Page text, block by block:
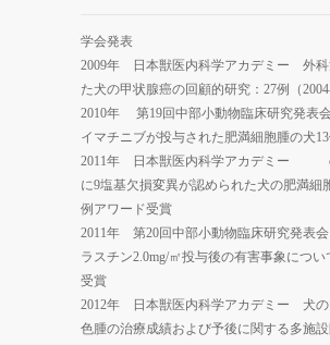
学会発表
2009年 日本獣医内科学アカデミー 外科
た犬の甲状腺癌の回顧的研究：27例（2004-
2010年 第19回中部小動物臨床研究発表
イマチニブが投与された肥満細胞腫の犬
2011年 日本獣医内科学アカデミー c-
に9塩基欠損変異が認められた犬の肥満細
例アワード受賞
2011年 第20回中部小動物臨床研究発表
ラスチン2.0mg/㎡投与後の有害事象につい
受賞
2012年 日本獣医内科学アカデミー 犬の
色腫の治療成績および予後に関する多施